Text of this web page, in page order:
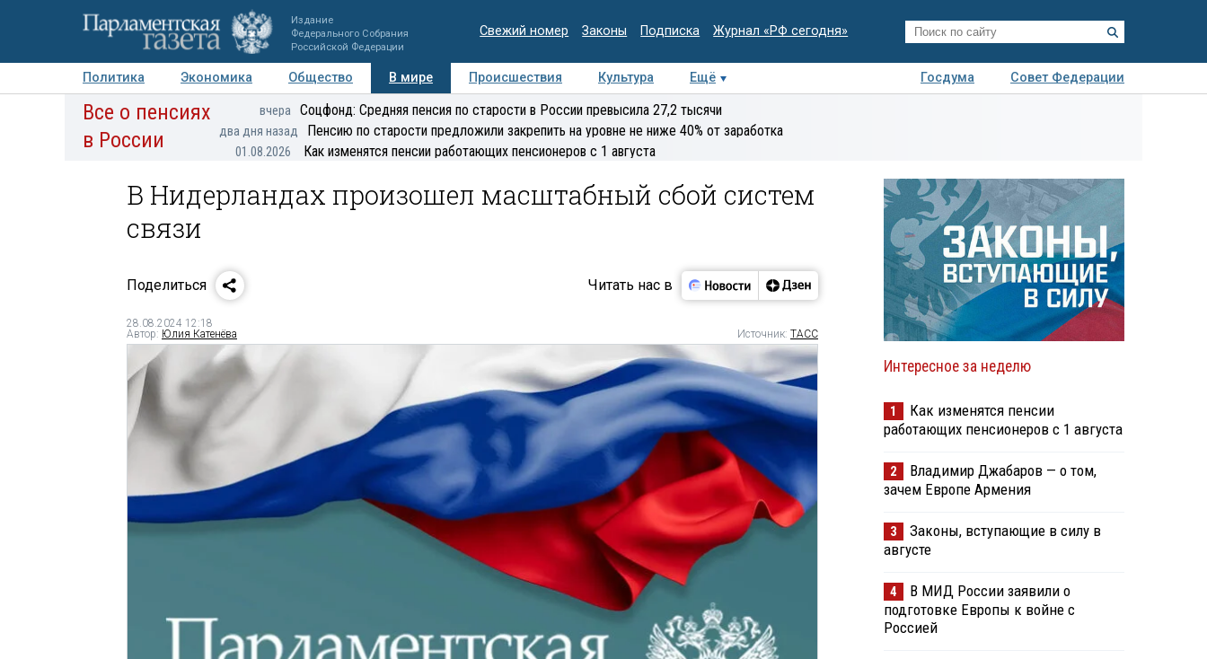
Издание
Федерального Собрания
Российской Федерации
Свежий номер Законы Подписка Журнал «РФ сегодня»
Политика Экономика Общество В мире Происшествия Культура Ещё Госдума
Совет Федерации
Авторы Персоны Мнения Регионы Медиацентр Интервью Колумнисты
экспертиза
Все о пенсиях
в России
вчера Соцфонд: Средняя пенсия по старости в России превысила 27,2 тысячи
два дня назад Пенсию по старости предложили закрепить на уровне не ниже 40% от заработка
01.08.2026 Как изменятся пенсии работающих пенсионеров с 1 августа
В Нидерландах произошел масштабный сбой систем
связи
Поделиться Читать нас в
28.08.2024 12:18
Автор: Юлия Катенёва Источник: ТАСС
Интересное за неделю
1
Как изменятся пенсии
работающих пенсионеров с 1 августа
2
Владимир Джабаров — о том,
зачем Европе Армения
3
Законы, вступающие в силу в
августе
4
В МИД России заявили о
подготовке Европы к войне с
Россией